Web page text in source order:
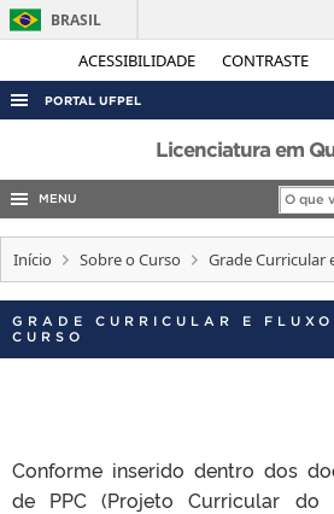
ACESSIBILIDADE CONTRASTE
BRASIL
PORTAL UFPEL
ACESSO À INFORMAÇÃO
AUDITORIA
CONCURSOS
TELEFONES
Licenciatura em
MENU
Início Sobre o Curso Grade Curricular
GRADE CURRICULAR E
CURSO
Conforme inserido dentro dos
de PPC (Projeto Curricular